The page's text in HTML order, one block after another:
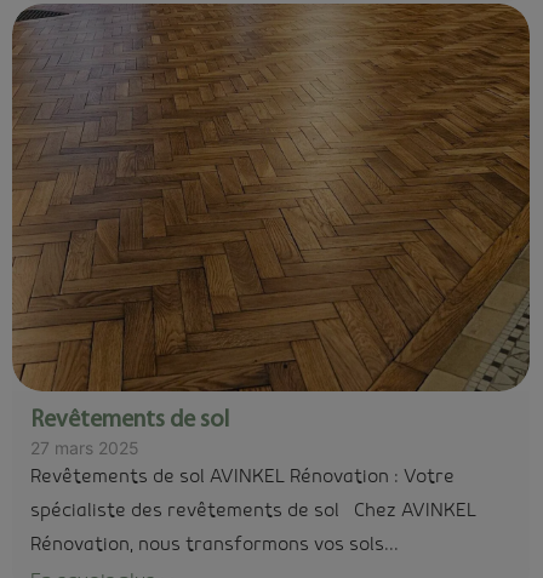
Revêtements de sol
27 mars 2025
Revêtements de sol AVINKEL Rénovation : Votre
spécialiste des revêtements de sol Chez AVINKEL
Rénovation, nous transformons vos sols...